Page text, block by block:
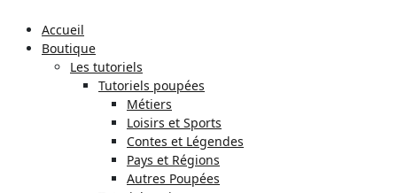
Accueil
Boutique
Les tutoriels
Tutoriels poupées
Métiers
Loisirs et Sports
Contes et Légendes
Pays et Régions
Autres Poupées